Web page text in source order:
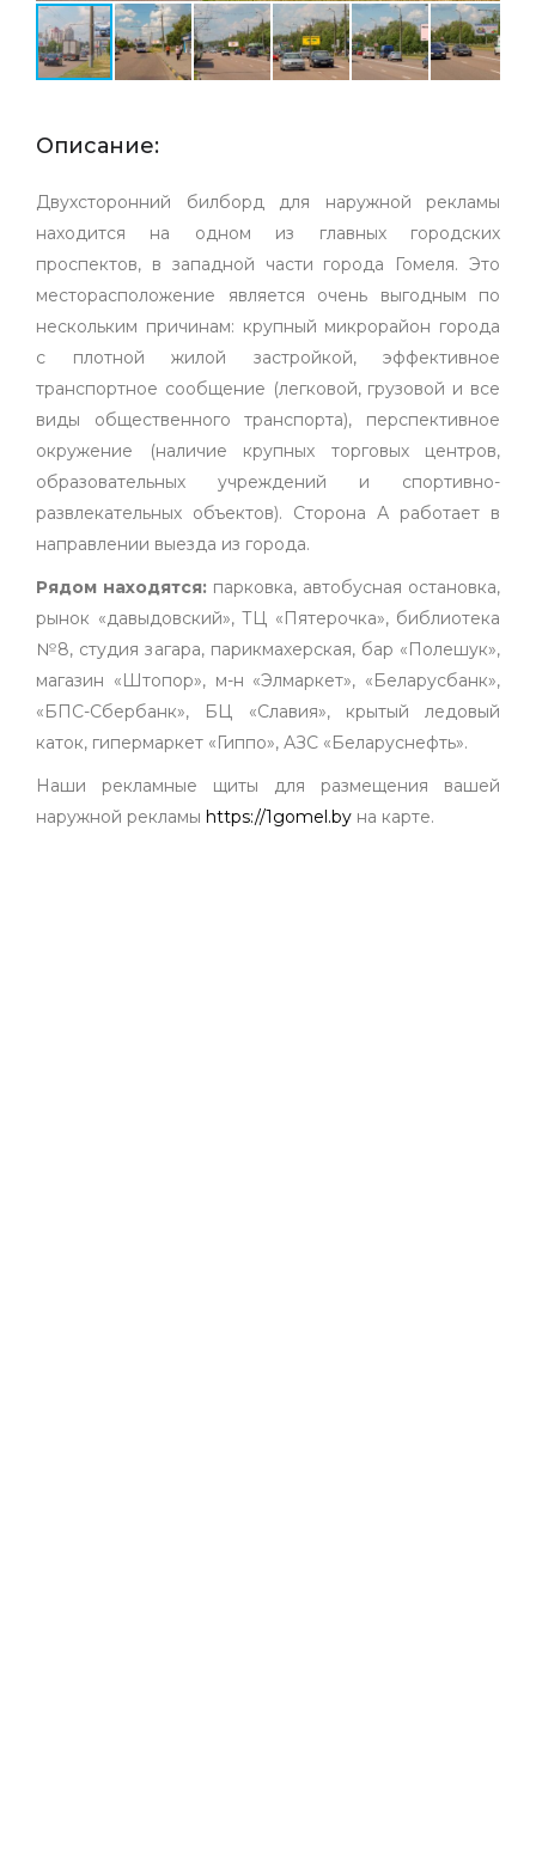
Описание:
Двухсторонний билборд для наружной рекламы
находится на одном из главных городских
проспектов, в западной части города Гомеля. Это
месторасположение является очень выгодным по
нескольким причинам: крупный микрорайон города
с плотной жилой застройкой, эффективное
транспортное сообщение (легковой, грузовой и все
виды общественного транспорта), перспективное
окружение (наличие крупных торговых центров,
образовательных учреждений и спортивно-
развлекательных объектов). Сторона А работает в
направлении выезда из города.
Рядом находятся: парковка, автобусная остановка,
рынок «давыдовский», ТЦ «Пятерочка», библиотека
№8, студия загара, парикмахерская, бар «Полешук»,
магазин «Штопор», м-н «Элмаркет», «Беларусбанк»,
«БПС-Сбербанк», БЦ «Славия», крытый ледовый
каток, гипермаркет «Гиппо», АЗС «Беларуснефть».
Наши рекламные щиты для размещения вашей
наружной рекламы https://1gomel.by на карте.